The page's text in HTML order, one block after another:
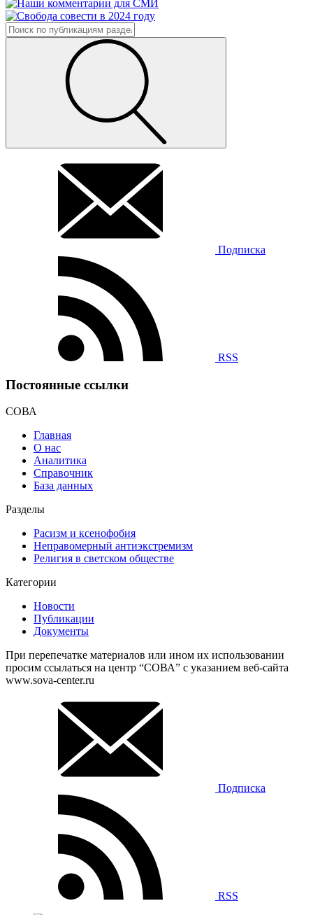
Подписка
RSS
Постоянные ссылки
СОВА
Главная
О нас
Аналитика
Справочник
База данных
Разделы
Расизм и ксенофобия
Неправомерный антиэкстремизм
Религия в светском обществе
Категории
Новости
Публикации
Документы
При перепечатке материалов или ином их использовании
просим ссылаться на центр “СОВА” с указанием веб-сайта
www.sova-center.ru
Подписка
RSS